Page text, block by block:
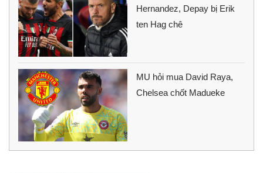
Hernandez, Depay bị Erik
ten Hag chê
MU hỏi mua David Raya,
Chelsea chốt Madueke